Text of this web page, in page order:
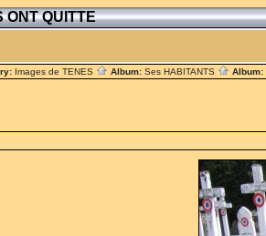
ONT QUITTE
Images de TENES Album: Ses HABITANTS Album: